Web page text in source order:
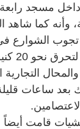
مسجد رابعة
كما شاهد
تجوب الشوارع
التجارية
بعد ساعات
قامت أيضاً